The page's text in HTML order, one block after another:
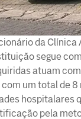
da
segue
atuam
um total de 8
hospitalares
pela